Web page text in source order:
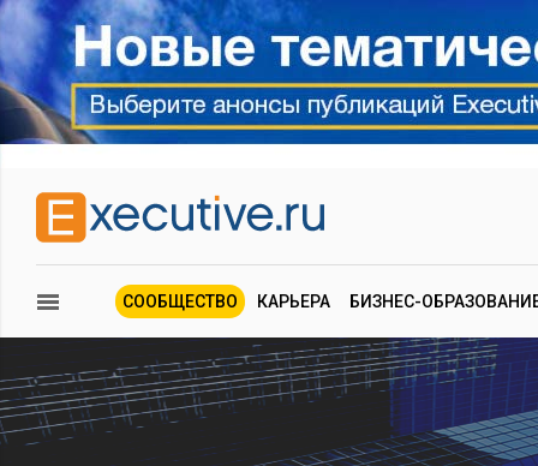
СООБЩЕСТВО КАРЬЕРА БИЗНЕС-